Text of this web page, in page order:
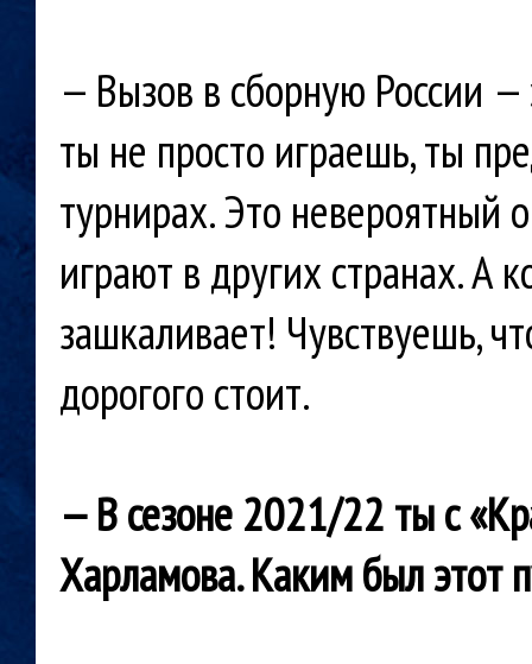
— Вызов в сборную России —
ты не просто играешь, ты
турнирах. Это невероятный
играют в других странах. А
зашкаливает! Чувствуешь,
дорогого стоит.
— В сезоне 2021/22 ты с
Харламова.Каким был этот